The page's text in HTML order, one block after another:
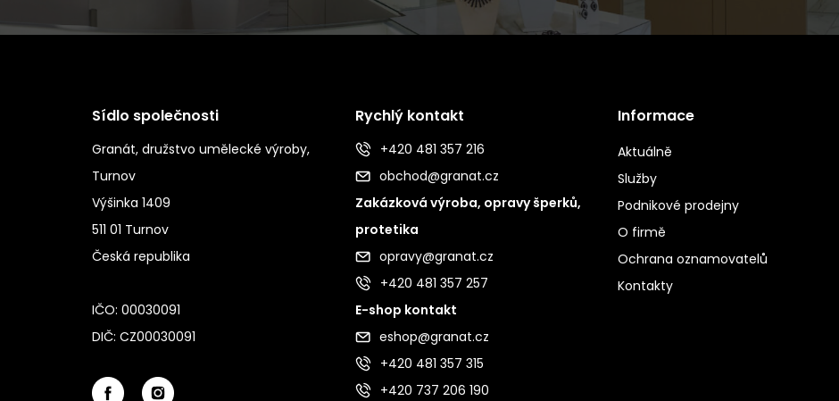
Sídlo společnosti
Granát, družstvo umělecké výroby,
Turnov
Výšinka 1409
511 01 Turnov
Česká republika
IČO: 00030091
DIČ: CZ00030091
Rychlý kontakt
+420 481 357 216
obchod@granat.cz
Zakázková výroba, opravy šperků,
protetika
opravy@granat.cz
+420 481 357 257
E-shop kontakt
eshop@granat.cz
+420 481 357 315
+420 737 206 190
Informace
Aktuálně
Služby
Podnikové prodejny
O firmě
Ochrana oznamovatelů
Kontakty